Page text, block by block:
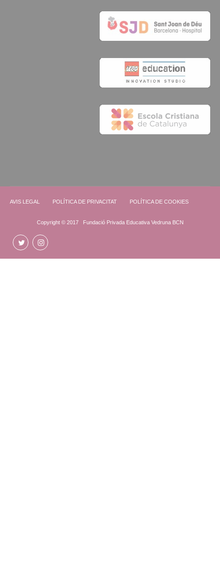
AVIS LEGAL POLÍTICA DE PRIVACITAT POLÍTICA DE COOKIES
Copyright © 2017 Fundació Privada Educativa Vedruna BCN